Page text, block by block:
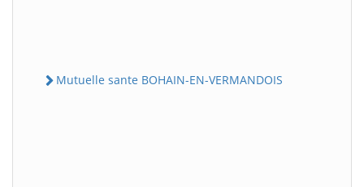
Mutuelle sante BOHAIN-EN-VERMANDOIS